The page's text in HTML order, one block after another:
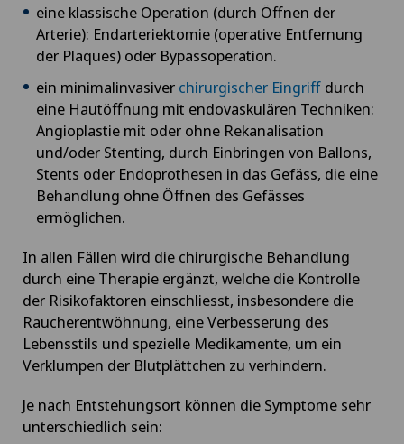
eine klassische Operation (durch Öffnen der
Arterie): Endarteriektomie (operative Entfernung
der Plaques) oder Bypassoperation.
ein minimalinvasiver chirurgischer Eingriff durch
eine Hautöffnung mit endovaskulären Techniken:
Angioplastie mit oder ohne Rekanalisation
und/oder Stenting, durch Einbringen von Ballons,
Stents oder Endoprothesen in das Gefäss, die eine
Behandlung ohne Öffnen des Gefässes
ermöglichen.
In allen Fällen wird die chirurgische Behandlung
durch eine Therapie ergänzt, welche die Kontrolle
der Risikofaktoren einschliesst, insbesondere die
Raucherentwöhnung, eine Verbesserung des
Lebensstils und spezielle Medikamente, um ein
Verklumpen der Blutplättchen zu verhindern.
Je nach Entstehungsort können die Symptome sehr
unterschiedlich sein: